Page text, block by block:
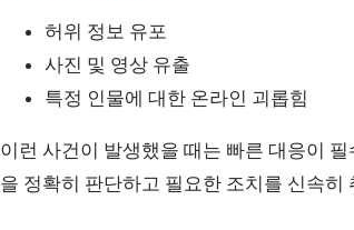
허위 정보 유포
사진 및 영상 유출
특정 인물에 대한 온라인 괴롭힘
이런 사건이 발생했을 때는 빠른 대응이 필
을 정확히 판단하고 필요한 조치를 신속히